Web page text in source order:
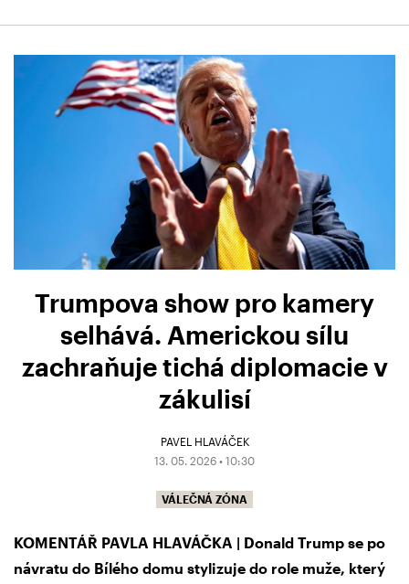
Trumpova show pro kamery
selhává. Americkou sílu
zachraňuje tichá diplomacie v
zákulisí
PAVEL HLAVÁČEK
13. 05. 2026 • 10:30
VÁLEČNÁ ZÓNA
KOMENTÁŘ PAVLA HLAVÁČKA | Donald Trump se po
návratu do Bílého domu stylizuje do role muže, který